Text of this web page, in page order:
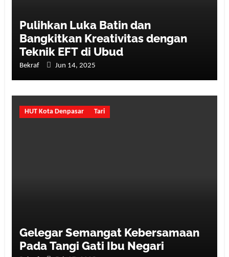
Pulihkan Luka Batin dan
Bangkitkan Kreativitas dengan
Teknik EFT di Ubud
Bekraf Jun 14, 2025
HUT Kota Denpasar Tari
Gelegar Semangat Kebersamaan
Pada Tangi Gati Ibu Negari